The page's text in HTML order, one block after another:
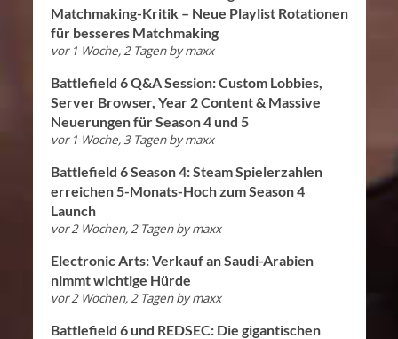
Matchmaking-Kritik – Neue Playlist Rotationen
für besseres Matchmaking
vor 1 Woche, 2 Tagen bymaxx
Battlefield 6 Q&A Session: Custom Lobbies,
Server Browser, Year 2 Content & Massive
Neuerungen für Season 4 und 5
vor 1 Woche, 3 Tagen bymaxx
Battlefield 6 Season 4: Steam Spielerzahlen
erreichen 5-Monats-Hoch zum Season 4
Launch
vor 2 Wochen, 2 Tagen bymaxx
Electronic Arts: Verkauf an Saudi-Arabien
nimmt wichtige Hürde
vor 2 Wochen, 2 Tagen bymaxx
Battlefield 6 und REDSEC: Die gigantischen